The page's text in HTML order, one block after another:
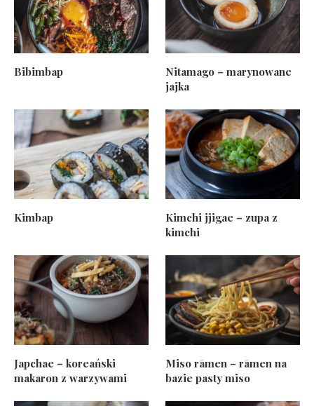
Bibimbap
Nitamago – marynowane
jajka
Kimbap
Kimchi jjigae – zupa z
kimchi
Japchae – koreański
makaron z warzywami
Miso rāmen – rāmen na
bazie pasty miso